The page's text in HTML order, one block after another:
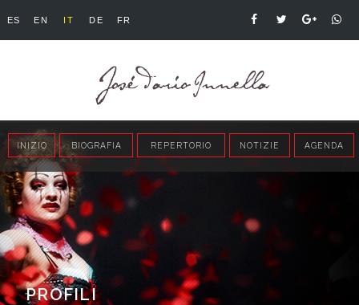
ES EN IT DE FR
INIZIO BIOGRAFIA REPERTORIO NOTIZIE AGENDA
PROFILI